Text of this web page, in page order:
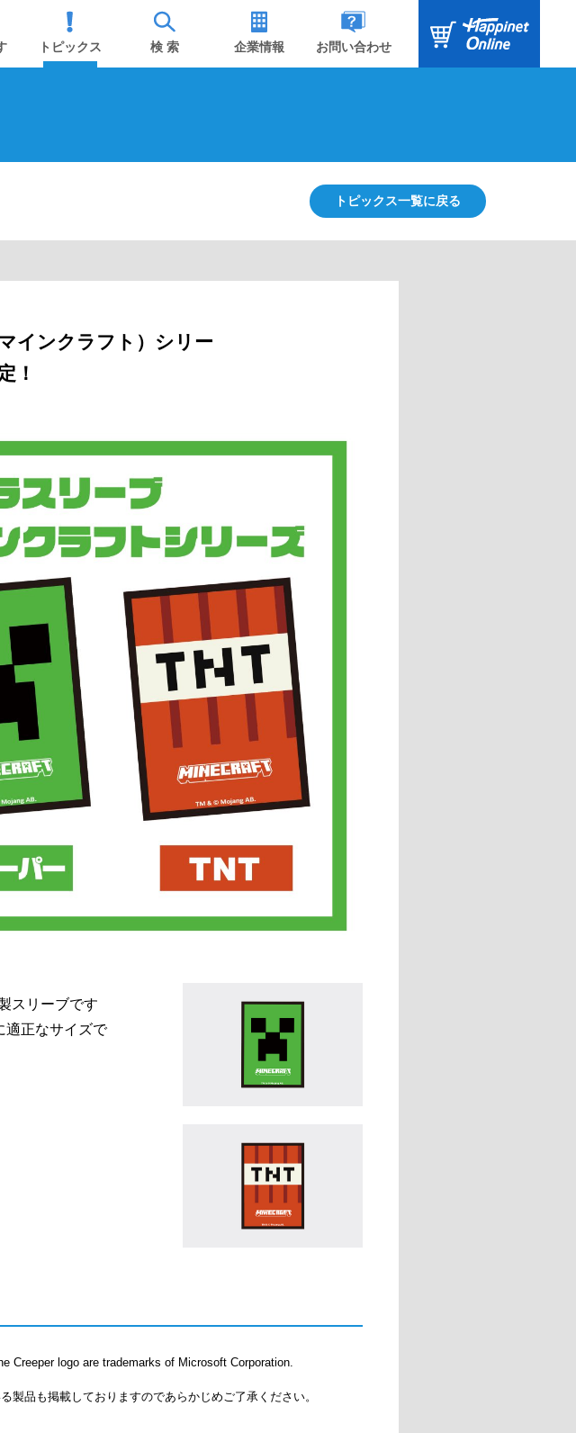
トピックス 検 索 企業情報 お問い合わせ
トピックス一覧に戻る
インクラフト）シリー
！
スリーブです
適正なサイズで
logo are trademarks of Microsoft Corporation.
品も掲載しておりますのであらかじめご了承ください。